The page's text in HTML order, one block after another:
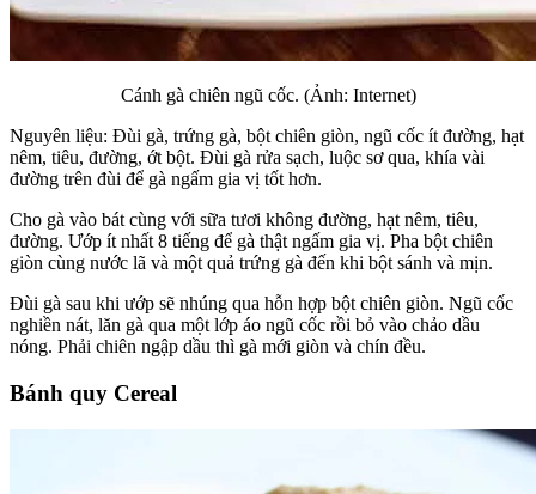
Cánh gà chiên ngũ cốc. (Ảnh: Internet)
Nguyên liệu: Đùi gà, trứng gà, bột chiên giòn, ngũ cốc ít đường, hạt
nêm, tiêu, đường, ớt bột. Đùi gà rửa sạch, luộc sơ qua, khía vài
đường trên đùi để gà ngấm gia vị tốt hơn.
Cho gà vào bát cùng với sữa tươi không đường, hạt nêm, tiêu,
đường. Ướp ít nhất 8 tiếng để gà thật ngấm gia vị. Pha bột chiên
giòn cùng nước lã và một quả trứng gà đến khi bột sánh và mịn.
Đùi gà sau khi ướp sẽ nhúng qua hỗn hợp bột chiên giòn. Ngũ cốc
nghiền nát, lăn gà qua một lớp áo ngũ cốc rồi bỏ vào chảo dầu
nóng. Phải chiên ngập dầu thì gà mới giòn và chín đều.
Bánh quy Cereal